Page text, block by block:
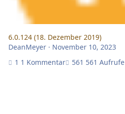
6.0.124 (18. Dezember 2019)
DeanMeyer· November 10, 2023
1 Kommentar
561 Aufrufe